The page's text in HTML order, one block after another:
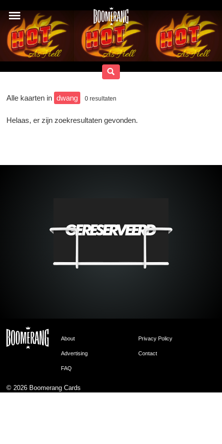
Alle kaarten in dwang 0 resultaten
Helaas, er zijn zoekresultaten gevonden.
About Privacy Policy
Advertising Contact
FAQ
© 2026 Boomerang Cards